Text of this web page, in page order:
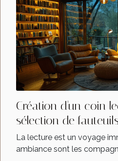
Création d'un coin
sélection de
apaisants
La lecture est un voyage
ambiance sont les